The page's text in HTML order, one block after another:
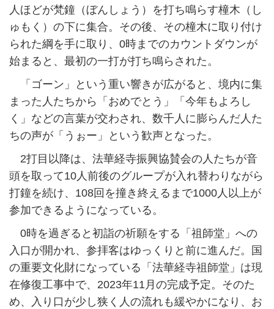
人ほどが梵鐘（ぼんしょう）を打ち鳴らす橦木（し
ゅもく）の下に集合。その後、その橦木に取り付け
られた綱を手に取り、0時までのカウントダウンが
始まると、最初の一打が打ち鳴らされた。
「ゴーン」という重い響きが広がると、境内に集
まった人たちから「おめでとう」「今年もよろし
く」などの言葉が交わされ、数千人に膨らんだ人た
ちの声が「うぉー」という歓声となった。
2打目以降は、法華経寺振興協賛会の人たちが音
頭を取って10人前後のグループが入れ替わりながら
打鐘を続け、108回を撞き終えるまで1000人以上が
参加できるようになっている。
0時を過ぎると初詣の祈願をする「祖師堂」への
入口が開かれ、参拝客はゆっくりと前に進んだ。国
の重要文化財になっている「法華経寺祖師堂」は現
在修復工事中で、2023年11月の完成予定。そのた
め、入り口が少し狭く人の流れも緩やかになり、お